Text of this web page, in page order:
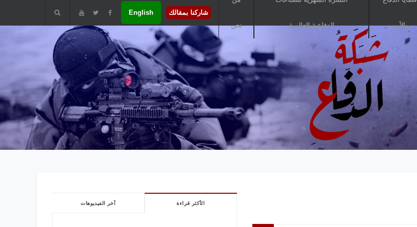
والأمن الدفاعية العالمية نحن
شاركنا بمقالك English
الأكثر قراءة آخر الفيديوهات